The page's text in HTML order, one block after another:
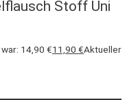
Stoff Uni
14,90 €11,90 €Aktueller